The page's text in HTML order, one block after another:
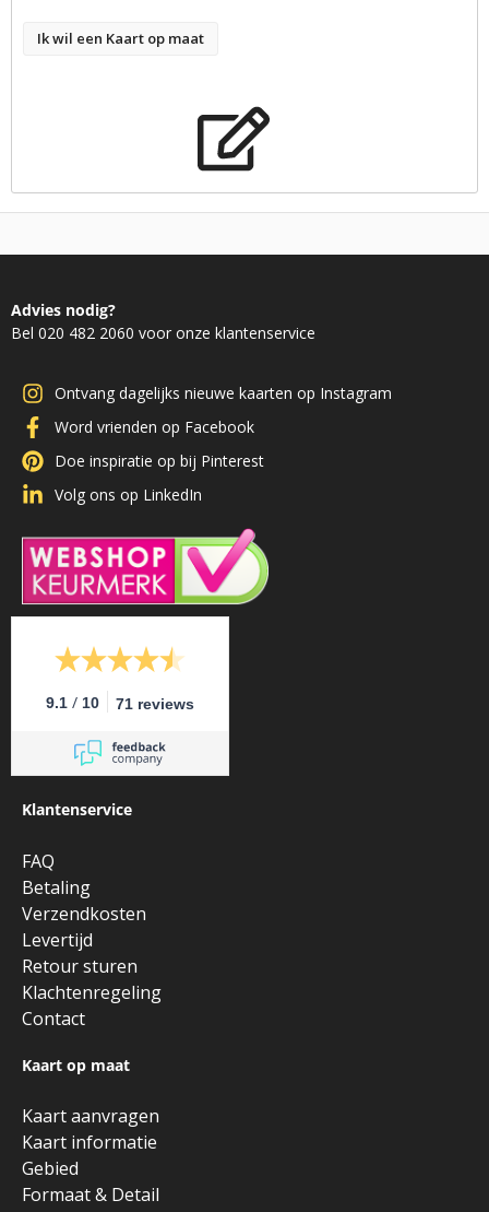
Ik wil een Kaart op maat
Advies nodig?
Bel 020 482 2060 voor onze klantenservice
Ontvang dagelijks nieuwe kaarten op Instagram
Word vrienden op Facebook
Doe inspiratie op bij Pinterest
Volg ons op LinkedIn
9.1 / 10 71 reviews
Klantenservice
FAQ
Betaling
Verzendkosten
Levertijd
Retour sturen
Klachtenregeling
Contact
Kaart op maat
Kaart aanvragen
Kaart informatie
Gebied
Formaat & Detail